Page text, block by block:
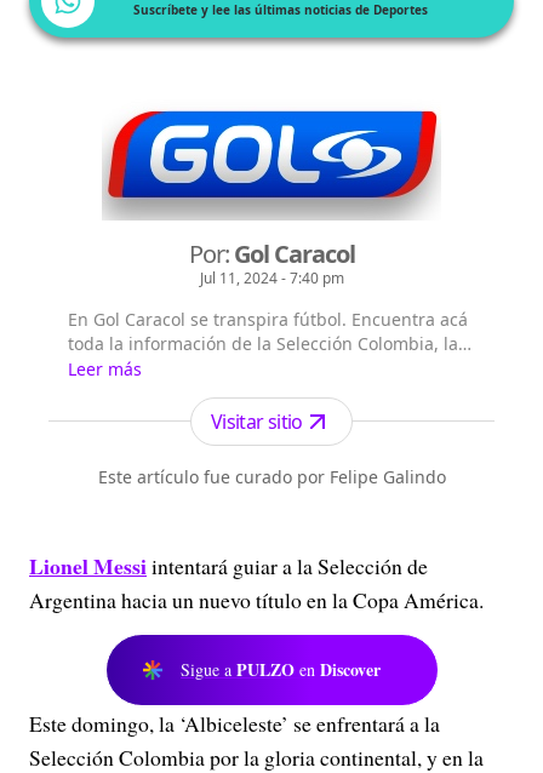
Suscríbete y lee las últimas noticias de Deportes
Por:Gol Caracol
Jul 11, 2024 - 7:40 pm
En Gol Caracol se transpira fútbol. Encuentra acá
toda la información de la Selección Colombia, las
figuras a nivel internacional, lo mejor de la Liga
colombiana y el seguimiento del balompié
internacional.
Leer más
Visitar sitio
Este artículo fue curado por Felipe Galindo
Lionel Messiintentará guiar a la Selección de
Argentina hacia un nuevo título en la Copa América.
Sigue a PULZO en Discover
Este domingo, la ‘Albiceleste’ se enfrentará a la
Selección Colombia por la gloria continental, y en la